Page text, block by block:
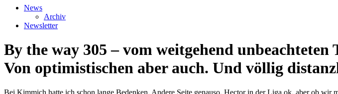
News
Archiv
Newsletter
By the way 305 – vom weitgehend
Von optimistischen aber auch. Und völlig
Bei Kimmich hatte ich schon lange Bedenken. Andere Seite genauso. Hector in der Liga ok, aber ob